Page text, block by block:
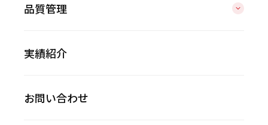
品質管理
実績紹介
お問い合わせ